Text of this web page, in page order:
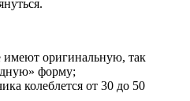
имеют оригинальную, так
форму;
колеблется от 30 до 50